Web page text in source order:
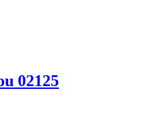
02125